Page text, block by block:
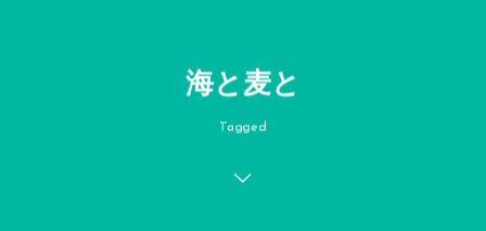
海と麦と
Tagged